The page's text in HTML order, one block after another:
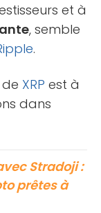
et à
, semble
.
de XRP est à
dans
Stradoji :
prêtes à